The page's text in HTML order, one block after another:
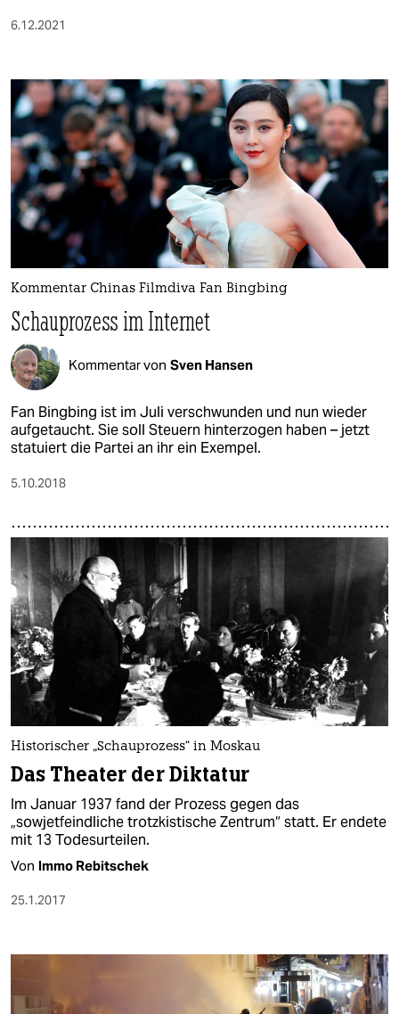
6.12.2021
Kommentar Chinas Filmdiva Fan Bingbing
Schauprozess im Internet
Kommentar von Sven Hansen
Fan Bingbing ist im Juli verschwunden und nun wieder
aufgetaucht. Sie soll Steuern hinterzogen haben – jetzt
statuiert die Partei an ihr ein Exempel.
5.10.2018
Historischer „Schauprozess“ in Moskau
Das Theater der Diktatur
Im Januar 1937 fand der Prozess gegen das
„sowjetfeindliche trotzkistische Zentrum“ statt. Er endete
mit 13 Todesurteilen.
Von Immo Rebitschek
25.1.2017